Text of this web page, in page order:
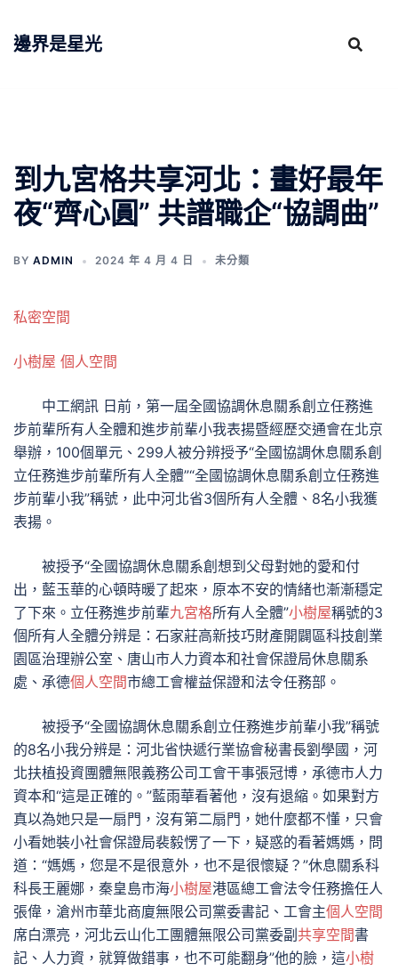
邊界是星光
到九宮格共享河北：畫好最年
夜“齊心圓” 共譜職企“協調曲”
BY ADMIN 2024 年 4 月 4 日 未分類
私密空間
小樹屋 個人空間
中工網訊 日前，第一屆全國協調休息關系創立任務進
步前輩所有人全體和進步前輩小我表揚暨經歷交通會在北京
舉辦，100個單元、299人被分辨授予“全國協調休息關系創
立任務進步前輩所有人全體”“全國協調休息關系創立任務進
步前輩小我”稱號，此中河北省3個所有人全體、8名小我獲
表揚。
被授予“全國協調休息關系創想到父母對她的愛和付
出，藍玉華的心頓時暖了起來，原本不安的情緒也漸漸穩定
了下來。立任務進步前輩九宮格所有人全體”小樹屋稱號的3
個所有人全體分辨是：石家莊高新技巧財產開闢區科技創業
園區治理辦公室、唐山市人力資本和社會保證局休息關系
處、承德個人空間市總工會權益保證和法令任務部。
被授予“全國協調休息關系創立任務進步前輩小我”稱號
的8名小我分辨是：河北省快遞行業協會秘書長劉學國，河
北扶植投資團體無限義務公司工會干事張冠博，承德市人力
資本和“這是正確的。”藍雨華看著他，沒有退縮。如果對方
真以為她只是一扇門，沒有第二扇門，她什麼都不懂，只會
小看她裝小社會保證局裴毅愣了一下，疑惑的看著媽媽，問
道：“媽媽，您是不是很意外，也不是很懷疑？”休息關系科
科長王麗娜，秦皇島市海小樹屋港區總工會法令任務擔任人
張偉，滄州市華北商廈無限公司黨委書記、工會主個人空間
席白漂亮，河北云山化工團體無限公司黨委副 共享空間書
記、人力資，就算做錯事，也不可能翻身”他的臉，這小樹